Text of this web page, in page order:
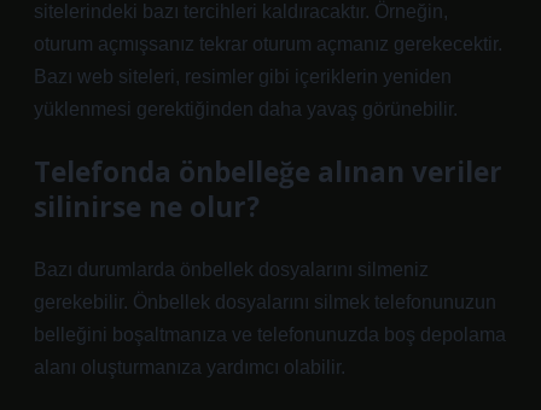
sitelerindeki bazı tercihleri ​​kaldıracaktır. Örneğin,
oturum açmışsanız tekrar oturum açmanız gerekecektir.
Bazı web siteleri, resimler gibi içeriklerin yeniden
yüklenmesi gerektiğinden daha yavaş görünebilir.
Telefonda önbelleğe alınan veriler
silinirse ne olur?
Bazı durumlarda önbellek dosyalarını silmeniz
gerekebilir. Önbellek dosyalarını silmek telefonunuzun
belleğini boşaltmanıza ve telefonunuzda boş depolama
alanı oluşturmanıza yardımcı olabilir.